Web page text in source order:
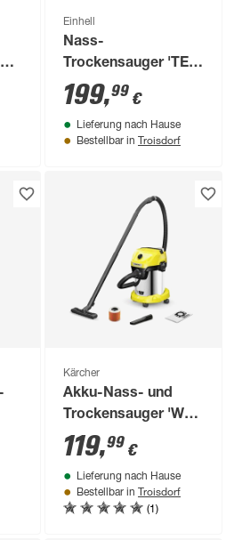
Einhell
Nass-
Trockensauger 'TE-
VC 3080 SACL' 1150
W
199,99 €
Lieferung nach Hause
Bestellbar in Troisdorf
Kärcher
Akku-Nass- und
Trockensauger 'WD
3-18 S' 18 V ohne
Akku und Ladegerät
119,99 €
Lieferung nach Hause
Bestellbar in Troisdorf
(1)